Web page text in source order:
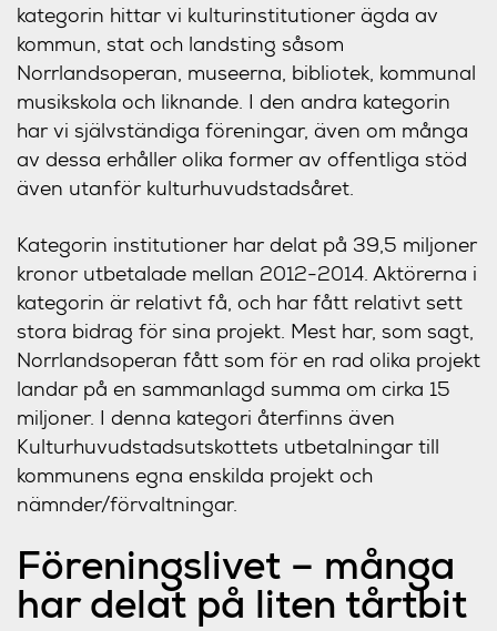
kategorin hittar vi kulturinstitutioner ägda av
kommun, stat och landsting såsom
Norrlandsoperan, museerna, bibliotek, kommunal
musikskola och liknande. I den andra kategorin
har vi självständiga föreningar, även om många
av dessa erhåller olika former av offentliga stöd
även utanför kulturhuvudstadsåret.
Kategorin institutioner har delat på 39,5 miljoner
kronor utbetalade mellan 2012-2014. Aktörerna i
kategorin är relativt få, och har fått relativt sett
stora bidrag för sina projekt. Mest har, som sagt,
Norrlandsoperan fått som för en rad olika projekt
landar på en sammanlagd summa om cirka 15
miljoner. I denna kategori återfinns även
Kulturhuvudstadsutskottets utbetalningar till
kommunens egna enskilda projekt och
nämnder/förvaltningar.
Föreningslivet – många
har delat på liten tårtbit